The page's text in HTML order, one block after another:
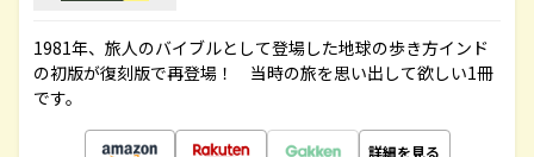
1981年、旅人のバイブルとして登場した地球の歩き方インド
の初版が復刻版で再登場！ 当時の旅を思い出して欲しい1冊
です。
詳細を見る